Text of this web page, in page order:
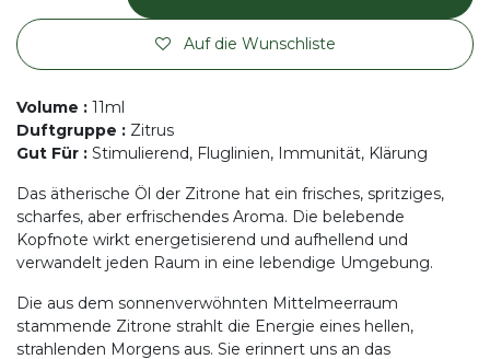
Auf die Wunschliste
Volume : 11ml
Duftgruppe : Zitrus
Gut Für : Stimulierend, Fluglinien, Immunität, Klärung
Das ätherische Öl der Zitrone hat ein frisches, spritziges,
scharfes, aber erfrischendes Aroma. Die belebende
Kopfnote wirkt energetisierend und aufhellend und
verwandelt jeden Raum in eine lebendige Umgebung.
Die aus dem sonnenverwöhnten Mittelmeerraum
stammende Zitrone strahlt die Energie eines hellen,
strahlenden Morgens aus. Sie erinnert uns an das